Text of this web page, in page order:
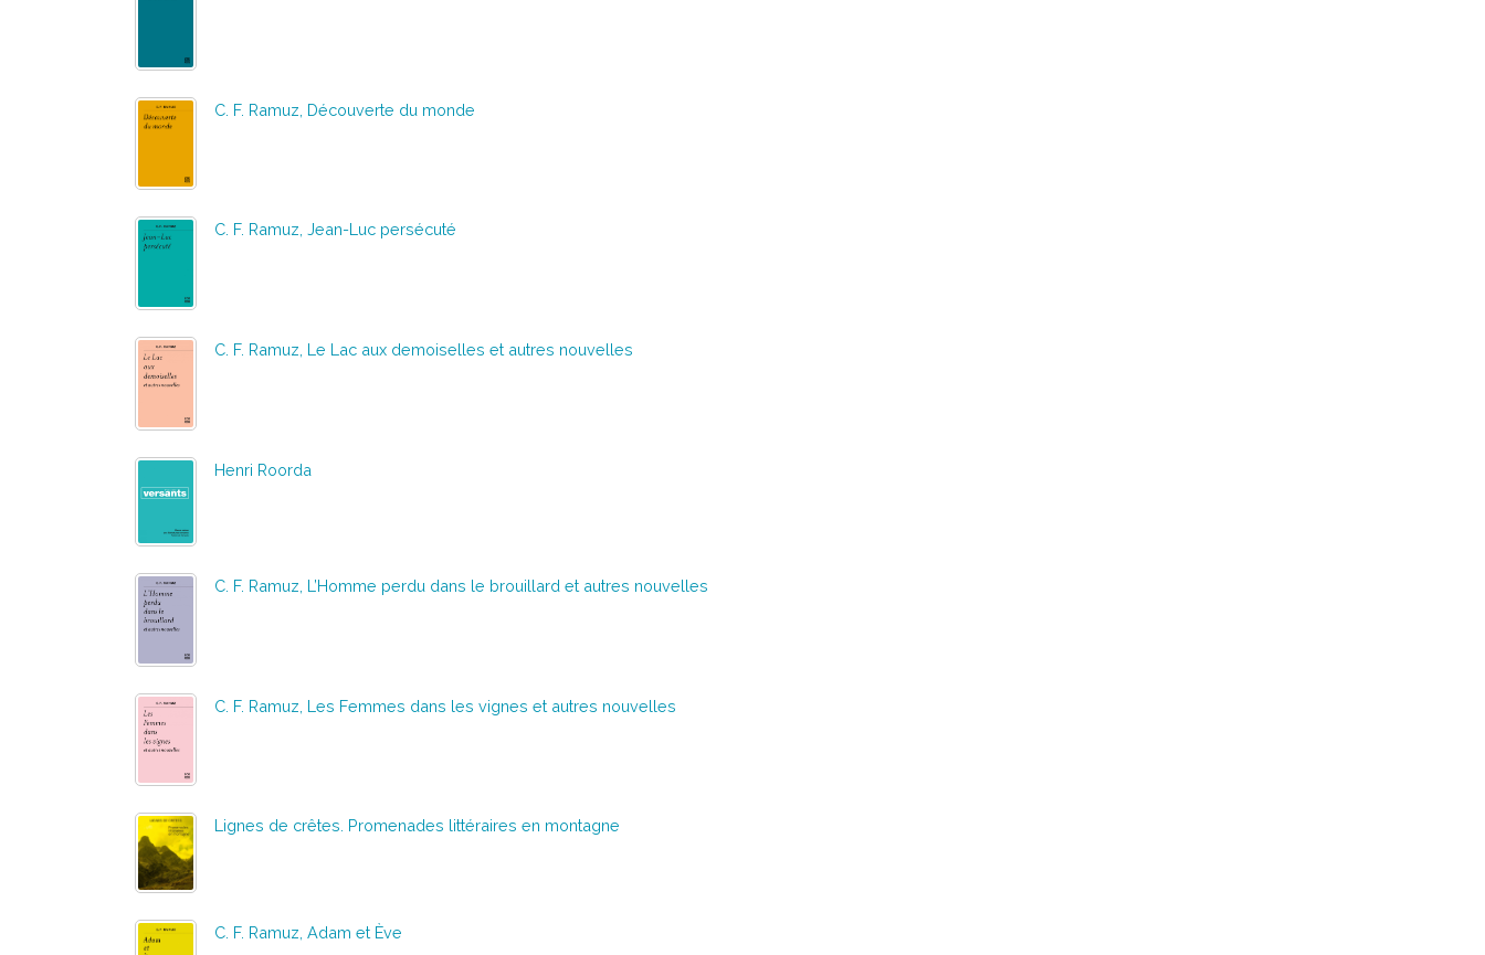
C. F. Ramuz, Découverte du monde
C. F. Ramuz, Jean-Luc persécuté
C. F. Ramuz, Le Lac aux demoiselles et autres nouvelles
Henri Roorda
C. F. Ramuz, L’Homme perdu dans le brouillard et autres nouvelles
C. F. Ramuz, Les Femmes dans les vignes et autres nouvelles
Lignes de crêtes. Promenades littéraires en montagne
C. F. Ramuz, Adam et Ève